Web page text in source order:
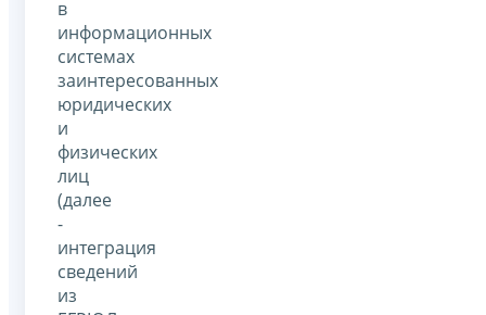
в
информационных
системах
заинтересованных
юридических
и
физических
лиц
(далее
-
интеграция
сведений
из